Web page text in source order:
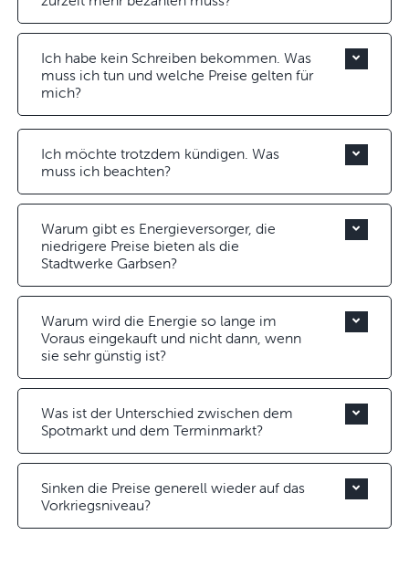
Ich habe kein Schreiben bekommen. Was
muss ich tun und welche Preise gelten für
mich?
Ich möchte trotzdem kündigen. Was
muss ich beachten?
Warum gibt es Energieversorger, die
niedrigere Preise bieten als die
Stadtwerke Garbsen?
Warum wird die Energie so lange im
Voraus eingekauft und nicht dann, wenn
sie sehr günstig ist?
Was ist der Unterschied zwischen dem
Spotmarkt und dem Terminmarkt?
Sinken die Preise generell wieder auf das
Vorkriegsniveau?